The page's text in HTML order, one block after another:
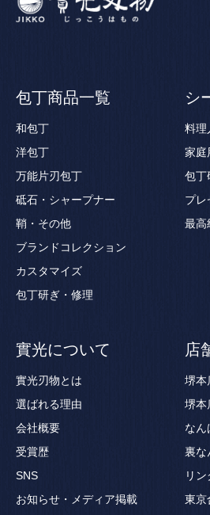
包丁商品一覧
和包丁
洋包丁
万能片刃包丁
砥石・シャープナー
鞘・その他
ブランドコレクション
カスタマイズ
包丁研ぎ・修理
シ
料理
家庭
包丁
プレ
最高
實光について
實光刃物とは
選ばれる理由
会社概要
受賞歴
SNS
お知らせ・メディア掲載
店
堺本
堺本
なん
裏な
リ
東京